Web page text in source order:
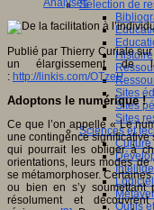
Sélection de
Histoire
Sites
Sites
Sites
Sciences et
Culture
Outils
Analyses
Publié par Thierry Curiale
un élargissement de
: http://linkis.com/OTzeP
Adoptons le numérique !
Ce que l’on appelle « Le
une contingence significative
qui pourrait les obliger à
orientations, leurs modes
se métamorphoser.
ou bien en s’y soumettant
résolument et